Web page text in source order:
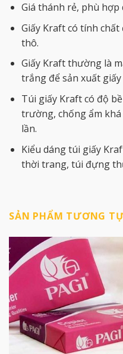
Giá thánh rẻ, phù hợp
Giấy Kraft có tính
thô.
Giấy Kraft thường là
trắng để sản xuất
Túi giấy Kraft có độ
trường, chống ẩm
lần.
Kiểu dáng túi giấy
thời trang, túi đựng
SẢN PHẨM TƯƠNG